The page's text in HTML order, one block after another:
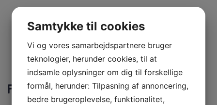
Få et godt tilbud til dit behov
Samtykke til cookies
Vi og vores samarbejdspartnere bruger
teknologier, herunder cookies, til at
indsamle oplysninger om dig til forskellige
formål, herunder: Tilpasning af annoncering,
bedre brugeroplevelse, funktionalitet,